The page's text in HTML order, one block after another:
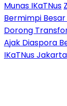
Munas IKaTNus
Bermimpi Besar
Dorong
Ajak Diaspora
IKaTNus Jakarta